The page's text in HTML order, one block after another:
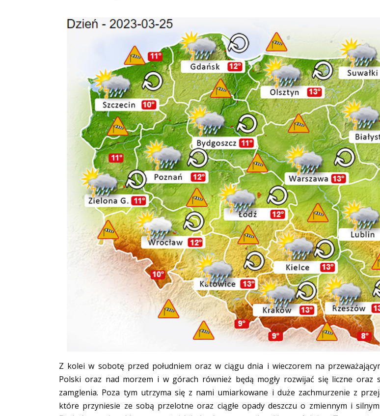
Z kolei w sobotę przed południem oraz w ciągu dnia i wieczorem na
Polski oraz nad morzem i w górach również będą mogły rozwijać się liczne oraz
zamglenia. Poza tym utrzyma się z nami umiarkowane i duże zachmurzenie z
które przyniesie ze sobą przelotne oraz ciągłe opady deszczu o zmiennym i